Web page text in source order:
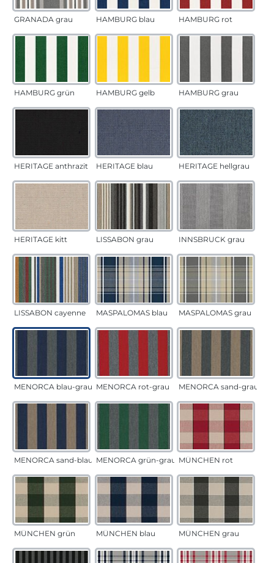
GRANADA grau HAMBURG blau HAMBURG rot
HAMBURG grün HAMBURG gelb HAMBURG grau
HERITAGE anthrazit HERITAGE blau HERITAGE hellgrau
HERITAGE kitt LISSABON grau INNSBRUCK grau
LISSABON cayenne MASPALOMAS blau MASPALOMAS grau
MENORCA blau-grau MENORCA rot-grau MENORCA sand-grau
MENORCA sand-blau MENORCA grün-grau MÜNCHEN rot
MÜNCHEN grün MÜNCHEN blau MÜNCHEN grau